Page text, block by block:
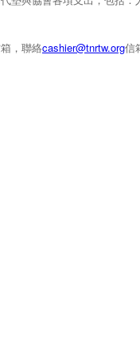
，聯絡cashier@tnrtw.org信